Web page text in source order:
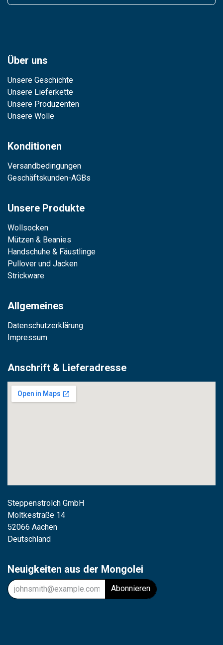
Über uns
Unsere Geschichte
Unsere Lieferkette
Unsere Produzenten
Unsere Wolle
Konditionen
Versandbedingungen
Geschäftskunden-AGBs
Unsere Produkte
Wollsocken
Mützen & Beanies
Handschuhe & Fäustlinge
Pullover und Jacken
Strickware
Allgemeines
Datenschutzerklärung
Impressum
Anschrift & Lieferadresse
Steppenstrolch GmbH
Moltkestraße 14
52066 Aachen
Deutschland
Neuigkeiten aus der Mongolei
Abonnieren